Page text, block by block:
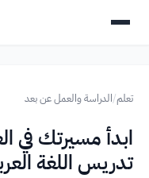
تعلم/الدراسة والعمل عن بعد
ابدأ مسيرتك في
تدريس اللغة